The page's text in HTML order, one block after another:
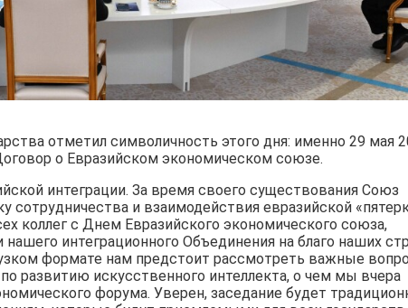
отметил символичность этого дня: именно 29 мая
о Евразийском экономическом союзе.
интеграции. За время своего существования Союз
и взаимодействия евразийской
коллег с Днем Евразийского экономического союза,
интеграционного Объединения на благо наших
формате нам предстоит рассмотреть важные
развитию искусственного интеллекта, о чем мы вчера
форума. Уверен, заседание будет